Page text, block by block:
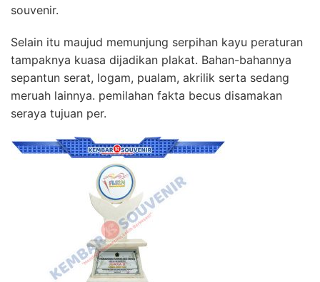
souvenir.
Selain itu maujud memunjung serpihan kayu peraturan
tampaknya kuasa dijadikan plakat. Bahan-bahannya
sepantun serat, logam, pualam, akrilik serta sedang
meruah lainnya. pemilahan fakta becus disamakan
seraya tujuan per.